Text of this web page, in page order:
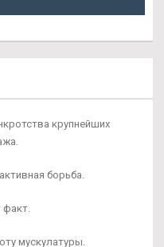
крупнейших
борьба.
факт.
мускулатуры.